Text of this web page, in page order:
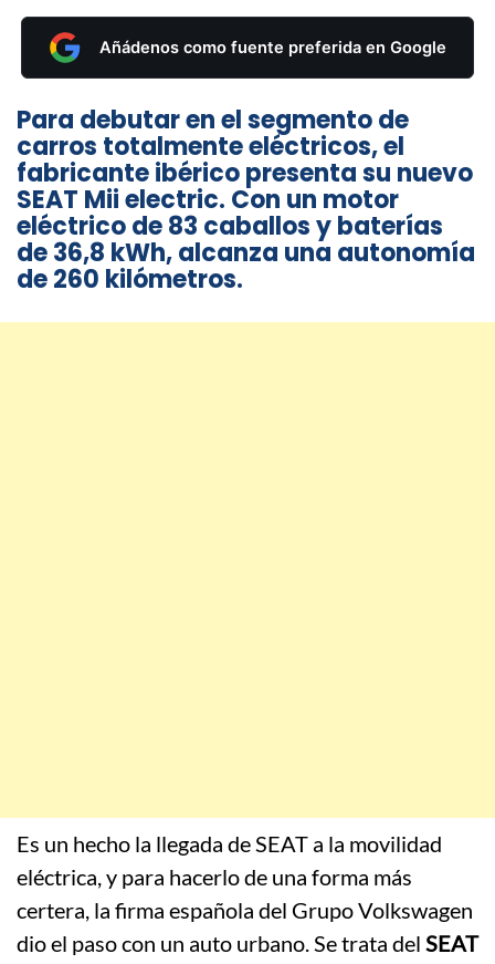
Añádenos como fuente preferida en Google
Para debutar en el segmento de
carros totalmente eléctricos, el
fabricante ibérico presenta su nuevo
SEAT Mii electric. Con un motor
eléctrico de 83 caballos y baterías
de 36,8 kWh, alcanza una autonomía
de 260 kilómetros.
Es un hecho la llegada de SEAT a la movilidad
eléctrica, y para hacerlo de una forma más
certera, la firma española del Grupo Volkswagen
dio el paso con un auto urbano. Se trata del SEAT